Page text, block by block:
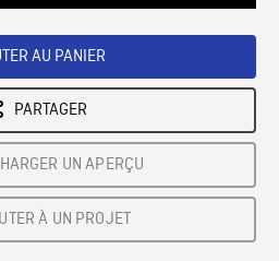
AU PANIER
PARTAGER
UN APERÇU
À UN PROJET